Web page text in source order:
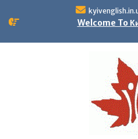
Welcome To